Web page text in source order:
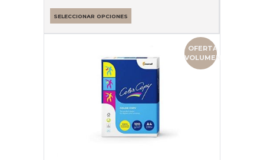
SELECCIONAR OPCIONES
OFERTA
VOLUMEN